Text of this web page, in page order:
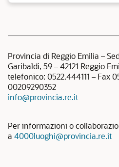
Provincia di Reggio Emilia –
Garibaldi, 59 – 42121 Reggio
telefonico: 0522.444111 – Fax
00209290352
info@provincia.re.it
Per informazioni o
a 4000luoghi@provincia.re.it